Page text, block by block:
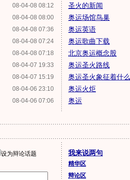
08-04-08 08:12
08-04-08 08:00
08-04-08 07:36
08-04-08 07:24
08-04-08 07:18
08-04-07 19:33
08-04-07 15:19
08-04-06 23:10
08-04-06 07:06
圣火的新闻
奥运场馆鸟巢
奥运英语
奥运歌曲下载
北京奥运概念股
奥运圣火路线
奥运圣火象征着什么
奥运火炬
奥运
设为辩论话题
我来说两句
精华区
辩论区